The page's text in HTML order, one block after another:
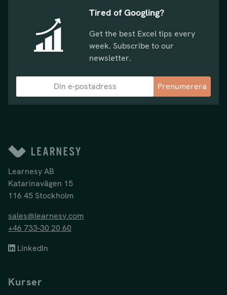
Tired of Googling?
Get the best Excel tips every
week. Subscribe to our
newsletter.
Prenumerera
Learnesy AB
Katarinavägen 15
116 45 Stockholm
sales@learnesy.com
+46 733-30 20 60
LinkedIn
Kurser